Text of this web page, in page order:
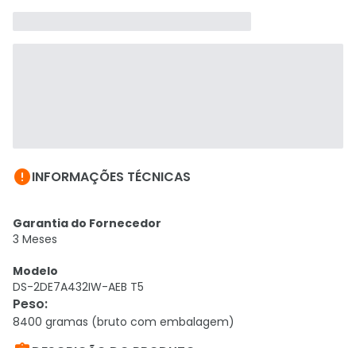
INFORMAÇÕES TÉCNICAS
Garantia do Fornecedor
3 Meses
Modelo
DS-2DE7A432IW-AEB T5
Peso:
8400 gramas (bruto com embalagem)